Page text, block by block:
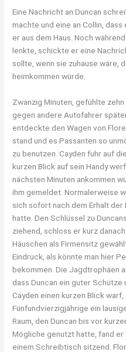
Eine Nachricht an Duncan
machte und eine an Collin,
er aus dem Haus. Noch
lenkte, schickte er eine
sollte, wenn sie zuhause wäre,
heimkommen würde.
Zwanzig Minuten, gefühlte
gegen andere Autofahrer
entdeckte den Wagen von
stand und es Passanten so
zu benutzen. Cayden fuhr auf
kurzen Blick auf sein Handy
nächsten Minuten ankommen
ihm gemeldet. Normalerweise
sich sofort nach dem Erhalt
hatte. Den Schlüssel zu
ziehend, schloss er kurz
Häuschen als Firmensitz
Eindruck, als könnte man hier
bekommen. Die Jagdtrophäen
dass Duncan ein guter Schütze
Cayden einen kurzen Blick
Fünfundvierzigjährige ein
Raum, den Duncan bis vor
Mögliche genutzt hatte, fand er
einem Schreibtisch sitzend.